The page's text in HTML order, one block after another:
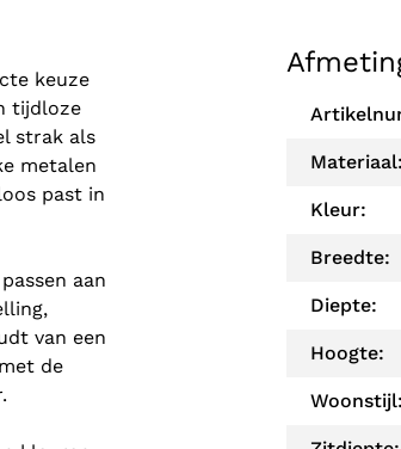
keuze
tijdloze
strak als
metalen
past in
aan
van een
de
Kleur:
Breedte:
Diepte:
Hoogte: